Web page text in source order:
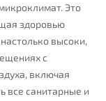
Это
здоровью
высоки,
с
включая
все санитарные и